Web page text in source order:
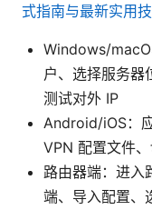
式指南与最新实用
Windows/
户、选择服务器
测试对外 IP
Android/iOS：
VPN 配置文件
路由器端：进入
端、导入配置、